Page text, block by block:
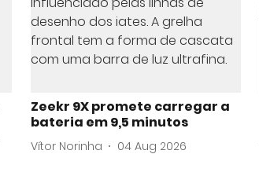
Zeekr 9X promete carregar a
bateria em 9,5 minutos
Vítor Norinha 04 Aug 2026